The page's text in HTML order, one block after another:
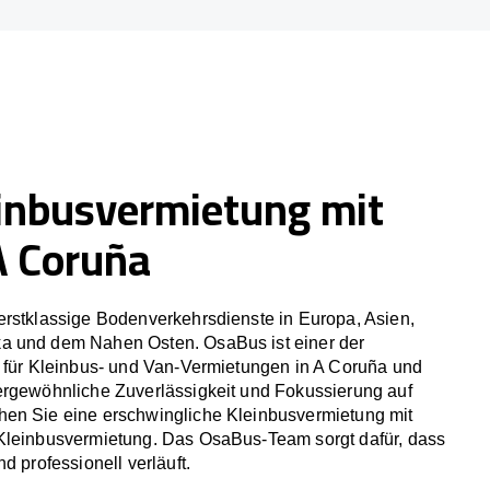
mit
Bodenverkehrsdienste in Europa, Asien,
und dem Nahen Osten. OsaBus ist einer der
Kleinbus- und Van-Vermietungen in A Coruña und
Zuverlässigkeit und Fokussierung auf
Sie eine erschwingliche Kleinbusvermietung mit
Das OsaBus-Team sorgt dafür, dass
professionell verläuft.